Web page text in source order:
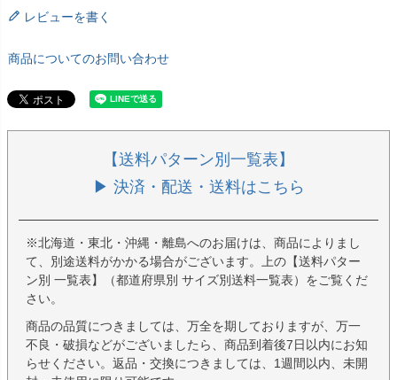
レビューを書く
商品についてのお問い合わせ
【送料パターン別一覧表】
▶ 決済・配送・送料はこちら
※北海道・東北・沖縄・離島へのお届けは、商品によりまし
て、別途送料がかかる場合がございます。上の【送料パター
ン別 一覧表】（都道府県別 サイズ別送料一覧表）をご覧くだ
さい。
商品の品質につきましては、万全を期しておりますが、万一
不良・破損などがございましたら、商品到着後7日以内にお知
らせください。返品・交換につきましては、1週間以内、未開